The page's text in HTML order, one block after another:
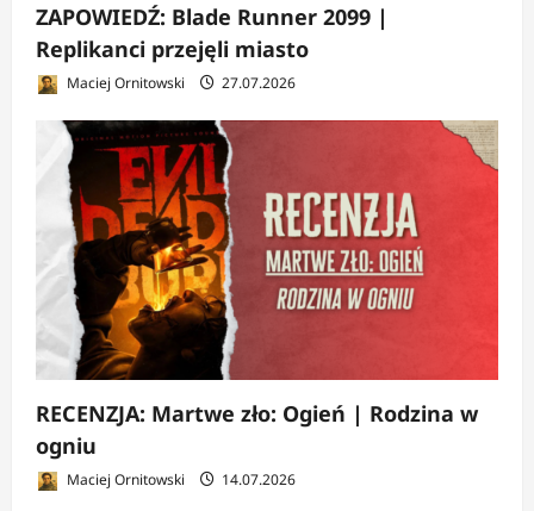
ZAPOWIEDŹ: Blade Runner 2099 |
Replikanci przejęli miasto
Maciej Ornitowski 27.07.2026
RECENZJA: Martwe zło: Ogień | Rodzina w
ogniu
Maciej Ornitowski 14.07.2026